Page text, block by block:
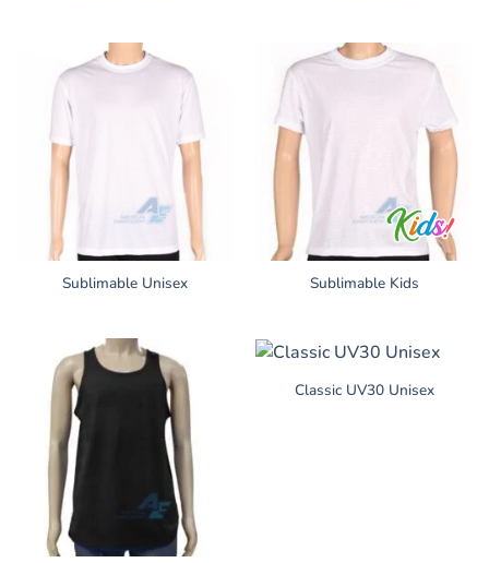
Sublimable Unisex Sublimable Kids
Classic UV30 Unisex